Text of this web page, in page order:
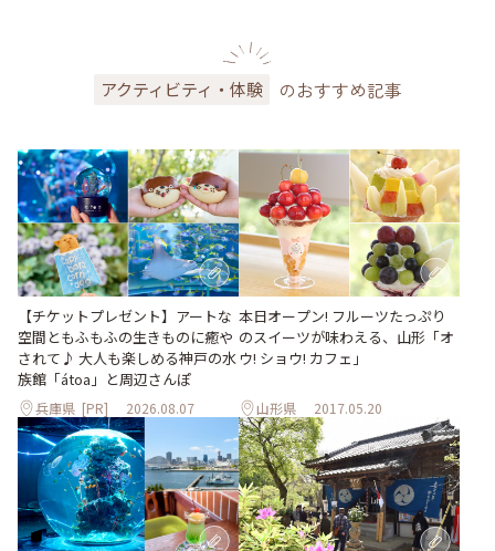
アクティビティ・体験 のおすすめ記事
【チケットプレゼント】アートな
空間ともふもふの生きものに癒や
されて♪ 大人も楽しめる神戸の水
族館「átoa」と周辺さんぽ
兵庫県 [PR] 2026.08.07
本日オープン! フルーツたっぷり
のスイーツが味わえる、山形「オ
ウ! ショウ! カフェ」
山形県 2017.05.20